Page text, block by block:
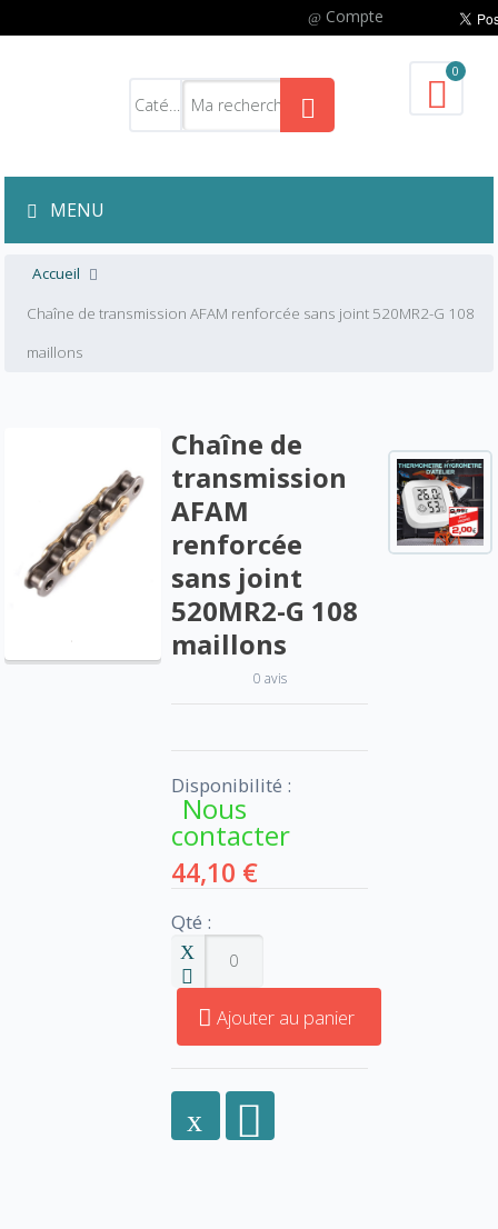
Compte
0
MENU
Accueil
Chaîne de transmission AFAM renforcée sans joint 520MR2-G 108
maillons
Chaîne de
transmission
AFAM
renforcée
sans joint
520MR2-G 108
maillons
0 avis
Disponibilité :
Nous
contacter
44,10 €
Qté :
Ajouter au panier